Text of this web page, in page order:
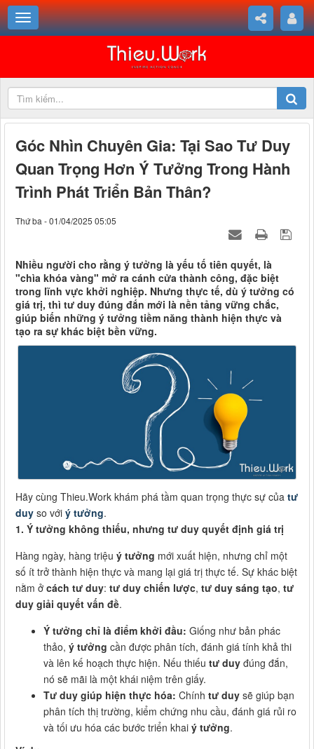
Góc Nhìn Chuyên Gia: Tại Sao Tư Duy
Quan Trọng Hơn Ý Tưởng Trong Hành
Trình Phát Triển Bản Thân?
Thứ ba - 01/04/2025 05:05
Nhiều người cho rằng ý tưởng là yếu tố tiên quyết, là
"chìa khóa vàng" mở ra cánh cửa thành công, đặc biệt
trong lĩnh vực khởi nghiệp. Nhưng thực tế, dù ý tưởng có
giá trị, thì tư duy đúng đắn mới là nền tảng vững chắc,
giúp biến những ý tưởng tiềm năng thành hiện thực và
tạo ra sự khác biệt bền vững.
Hãy cùng Thieu.Work khám phá tầm quan trọng thực sự của tư
duy so với ý tưởng.
1. Ý tưởng không thiếu, nhưng tư duy quyết định giá trị
Hàng ngày, hàng triệu ý tưởng mới xuất hiện, nhưng chỉ một
số ít trở thành hiện thực và mang lại giá trị thực tế. Sự khác biệt
nằm ở cách tư duy: tư duy chiến lược, tư duy sáng tạo, tư
duy giải quyết vấn đề.
Ý tưởng chỉ là điểm khởi đầu: Giống như bản phác
thảo, ý tưởng cần được phân tích, đánh giá tính khả thi
và lên kế hoạch thực hiện. Nếu thiếu tư duy đúng đắn,
nó sẽ mãi là một khái niệm trên giấy.
Tư duy giúp hiện thực hóa: Chính tư duy sẽ giúp bạn
phân tích thị trường, kiểm chứng nhu cầu, đánh giá rủi ro
và tối ưu hóa các bước triển khai ý tưởng.